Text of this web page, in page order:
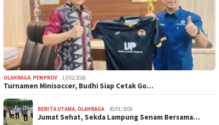
OLAHRAGA, PEMPROV 13/02/2026
Turnamen Minisoccer, Budhi Siap Cetak Go…
BERITA UTAMA, OLAHRAGA 30/01/2026
Jumat Sehat, Sekda Lampung Senam Bersama…